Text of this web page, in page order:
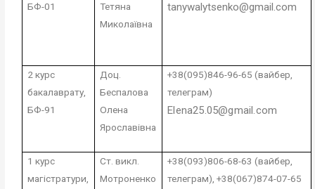
БФ-01
Тетяна
Миколаївна
tanywalytsenko@gmail.com
2 курс
бакалаврату,
БФ-91
Доц.
Беспалова
Олена
Ярославівна
+38(095)846-96-65 (вайбер,
телеграм)
Elena25.05@gmail.com
1 курс
магістратури,
Ст. викл.
Мотроненко
+38(093)806-68-63 (вайбер,
телеграм),+38(067)874-07-65